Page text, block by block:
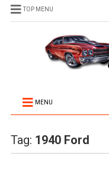
TOP MENU
MENU
Tag: 1940 Ford